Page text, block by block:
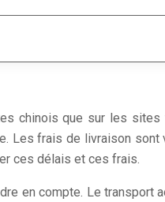
chinois que sur les sites
Les frais de livraison
ces délais et ces frais.
en compte. Le